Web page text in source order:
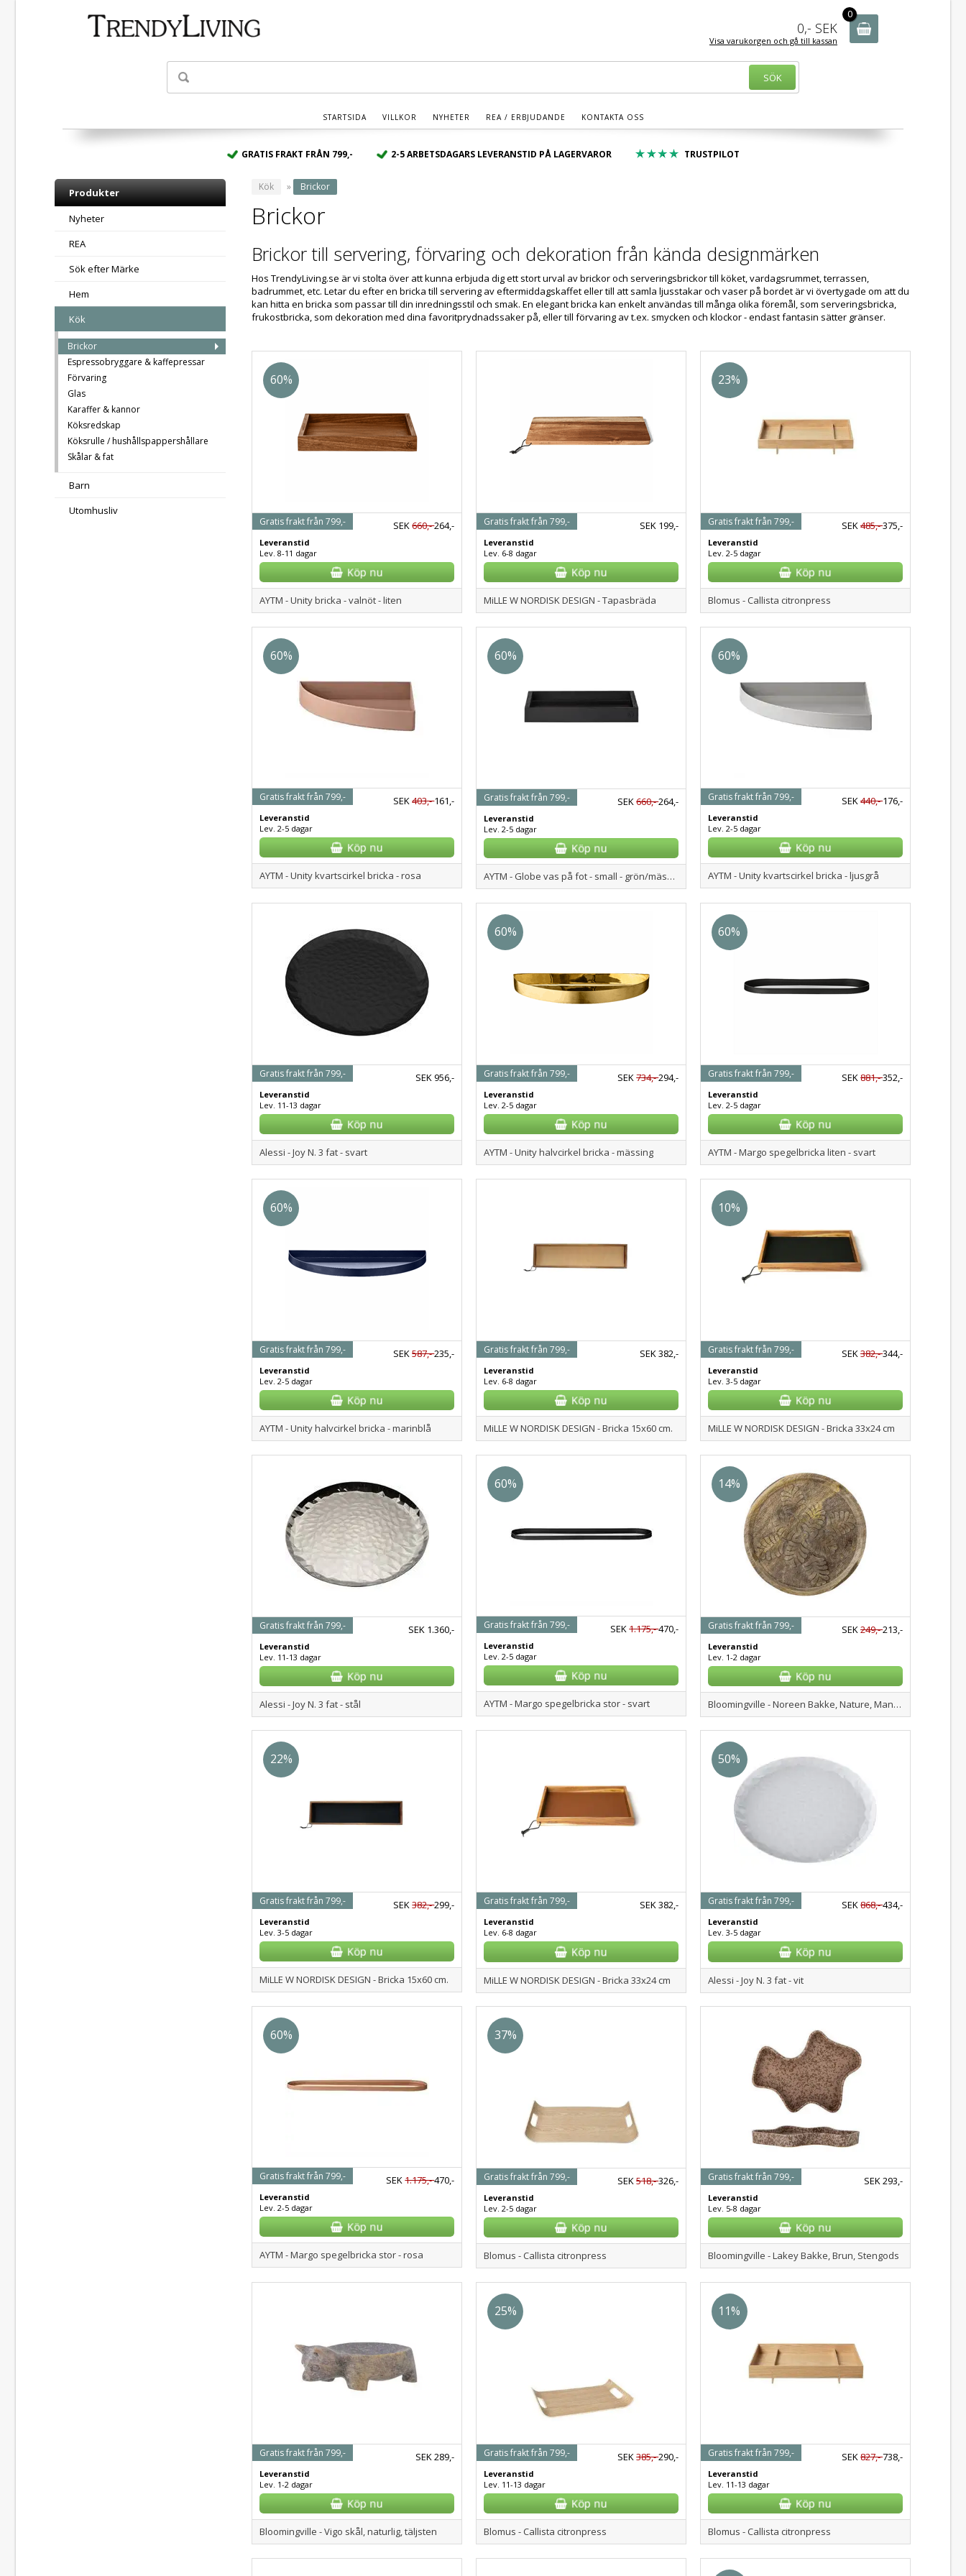
STARTSIDA VILLKOR NYHETER REA / ERBJUDANDE KONTAKTA OSS
0
0,- SEK
Visa varukorgen och gå till kassan
GRATIS FRAKT FRÅN 799,- 2-5 ARBETSDAGARS LEVERANSTID PÅ LAGERVAROR TRUSTPILOT
Produkter
Nyheter
REA
Sök efter Märke
Hem
Kök
Brickor
Espressobryggare & kaffepressar
Förvaring
Glas
Karaffer & kannor
Köksredskap
Köksrulle / hushållspappershållare
Skålar & fat
Barn
Utomhusliv
Kök » Brickor
Brickor
Brickor till servering, förvaring och dekoration från kända designmärken
Hos TrendyLiving.se är vi stolta över att kunna erbjuda dig ett stort urval av brickor och serveringsbrickor till köket, vardagsrummet, terrassen,
badrummet, etc. Letar du efter en bricka till servering av eftermiddagskaffet eller till att samla ljusstakar och vaser på bordet är vi övertygade om att du
kan hitta en bricka som passar till din inredningsstil och smak. En elegant bricka kan enkelt användas till många olika föremål, som serveringsbricka,
frukostbricka, som dekoration med dina favoritprydnadssaker på, eller till förvaring av t.ex. smycken och klockor - endast fantasin sätter gränser.
60%
SEK660,-264,-
Leveranstid
Lev. 8-11 dagar
Gratis frakt från 799,-
AYTM - Unity bricka - valnöt - liten
SEK 199,-
Leveranstid
Lev. 6-8 dagar
Gratis frakt från 799,-
MiLLE W NORDISK DESIGN - Tapasbräda
23%
SEK485,-375,-
Leveranstid
Lev. 2-5 dagar
Gratis frakt från 799,-
Blomus - Callista citronpress
60%
SEK403,-161,-
Leveranstid
Lev. 2-5 dagar
Gratis frakt från 799,-
AYTM - Unity kvartscirkel bricka - rosa
60%
SEK660,-264,-
Leveranstid
Lev. 2-5 dagar
Gratis frakt från 799,-
AYTM - Globe vas på fot - small - grön/mässing
60%
SEK440,-176,-
Leveranstid
Lev. 2-5 dagar
Gratis frakt från 799,-
AYTM - Unity kvartscirkel bricka - ljusgrå
SEK956,-
Leveranstid
Lev. 11-13 dagar
Gratis frakt från 799,-
Alessi - Joy N. 3 fat - svart
60%
SEK734,-294,-
Leveranstid
Lev. 2-5 dagar
Gratis frakt från 799,-
AYTM - Unity halvcirkel bricka - mässing
60%
SEK881,-352,-
Leveranstid
Lev. 2-5 dagar
Gratis frakt från 799,-
AYTM - Margo spegelbricka liten - svart
60%
SEK587,-235,-
Leveranstid
Lev. 2-5 dagar
Gratis frakt från 799,-
AYTM - Unity halvcirkel bricka - marinblå
SEK382,-
Leveranstid
Lev. 6-8 dagar
Gratis frakt från 799,-
MiLLE W NORDISK DESIGN - Bricka 15x60 cm.
10%
SEK382,-344,-
Leveranstid
Lev. 3-5 dagar
Gratis frakt från 799,-
MiLLE W NORDISK DESIGN - Bricka 33x24 cm
SEK 1.360,-
Leveranstid
Lev. 11-13 dagar
Gratis frakt från 799,-
Alessi - Joy N. 3 fat - stål
60%
SEK1.175,-470,-
Leveranstid
Lev. 2-5 dagar
Gratis frakt från 799,-
AYTM - Margo spegelbricka stor - svart
14%
SEK249,-213,-
Leveranstid
Lev. 1-2 dagar
Gratis frakt från 799,-
Bloomingville - Noreen Bakke, Nature, Mango
22%
SEK382,-299,-
Leveranstid
Lev. 3-5 dagar
Gratis frakt från 799,-
MiLLE W NORDISK DESIGN - Bricka 15x60 cm.
SEK382,-
Leveranstid
Lev. 6-8 dagar
Gratis frakt från 799,-
MiLLE W NORDISK DESIGN - Bricka 33x24 cm
50%
SEK868,-434,-
Leveranstid
Lev. 3-5 dagar
Gratis frakt från 799,-
Alessi - Joy N. 3 fat - vit
60%
SEK1.175,-470,-
Leveranstid
Lev. 2-5 dagar
Gratis frakt från 799,-
AYTM - Margo spegelbricka stor - rosa
37%
SEK518,-326,-
Leveranstid
Lev. 2-5 dagar
Gratis frakt från 799,-
Blomus - Callista citronpress
SEK293,-
Leveranstid
Lev. 5-8 dagar
Gratis frakt från 799,-
Bloomingville - Lakey Bakke, Brun, Stengods
SEK289,-
Leveranstid
Lev. 1-2 dagar
Gratis frakt från 799,-
Bloomingville - Vigo skål, naturlig, täljsten
25%
SEK385,-290,-
Leveranstid
Lev. 11-13 dagar
Gratis frakt från 799,-
Blomus - Callista citronpress
11%
SEK827,-738,-
Leveranstid
Lev. 11-13 dagar
Gratis frakt från 799,-
Blomus - Callista citronpress